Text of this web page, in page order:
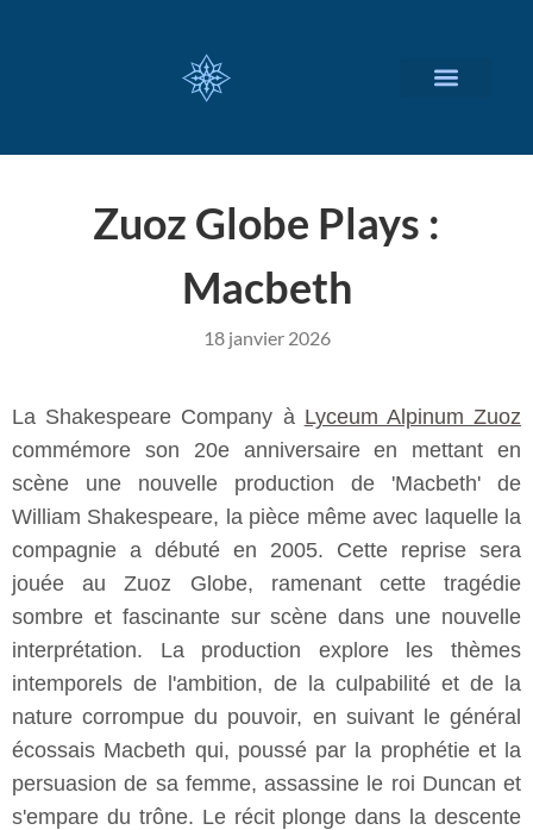
Zuoz Globe Plays :
Macbeth
18 janvier 2026
La Shakespeare Company à Lyceum Alpinum Zuoz
commémore son 20e anniversaire en mettant en
scène une nouvelle production de 'Macbeth' de
William Shakespeare, la pièce même avec laquelle la
compagnie a débuté en 2005. Cette reprise sera
jouée au Zuoz Globe, ramenant cette tragédie
sombre et fascinante sur scène dans une nouvelle
interprétation. La production explore les thèmes
intemporels de l'ambition, de la culpabilité et de la
nature corrompue du pouvoir, en suivant le général
écossais Macbeth qui, poussé par la prophétie et la
persuasion de sa femme, assassine le roi Duncan et
s'empare du trône. Le récit plonge dans la descente